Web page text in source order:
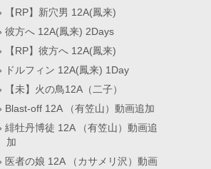
【RP】新穴男 12A(鳳来)
彼方へ 12A(鳳来) 2Days
【RP】彼方へ 12A(鳳来)
ドルフィン 12A(鳳来) 1Day
【未】火の鳥12A（二子）
Blast-off 12A （有笠山）動画追加
緋牡丹博徒 12A （有笠山）動画追
加
医者の娘 12A （カサメリ沢）動画